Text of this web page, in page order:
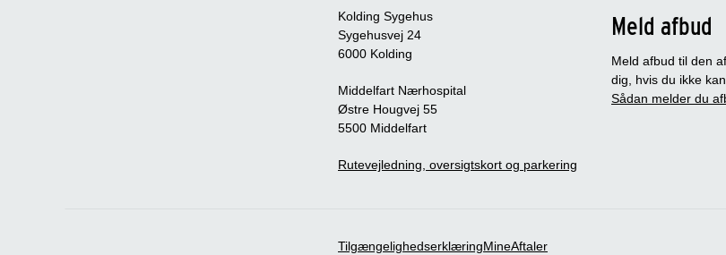
Kolding Sygehus
Sygehusvej 24
6000 Kolding
Middelfart Nærhospital
Østre Hougvej 55
5500 Middelfart
Rutevejledning, oversigtskort og parkering
Meld afbud
Meld afbud til den
dig, hvis du ikke
Sådan melder du
TilgængelighedserklæringMineAftaler